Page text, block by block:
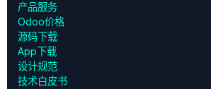
产品服务
Odoo价格
源码下载
App下载
设计规范
技术白皮书